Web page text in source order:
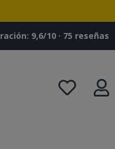
9,6/10 · ‎75 reseñas